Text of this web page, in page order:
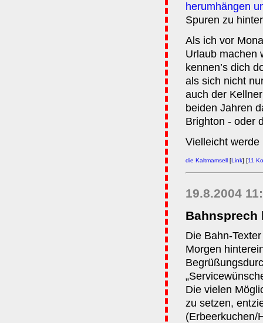
herumhängen
Spuren zu
Als ich vor
Urlaub machen
kennen’s dich
als sich nicht
auch der
beiden Jahren
Brighton - oder
Vielleicht werde
die Kaltmamsell [Link] [11
19.8.2004
Bahnsprech
Die Bahn-
Morgen
Die vielen
zu setzen,
(Erbeerkuchen/